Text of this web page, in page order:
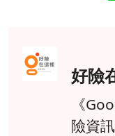
好險
《
險資